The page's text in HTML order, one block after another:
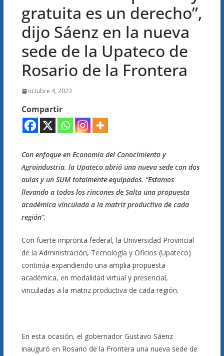
gratuita es un derecho”,
dijo Sáenz en la nueva
sede de la Upateco de
Rosario de la Frontera
octubre 4, 2023
Compartir
Con enfoque en Economía del Conocimiento y
Agroindustria, la Upateco abrió una nueva sede con dos
aulas y un SUM totalmente equipados. “Estamos
llevando a todos los rincones de Salta una propuesta
académica vinculada a la matriz productiva de cada
región”.
Con fuerte impronta federal, la Universidad Provincial
de la Administración, Tecnología y Oficios (Upateco)
continúa expandiendo una amplia propuesta
académica, en modalidad virtual y presencial,
vinculadas a la matriz productiva de cada región.
En esta ocasión, el gobernador Gustavo Sáenz
inauguró en Rosario de la Frontera una nueva sede de